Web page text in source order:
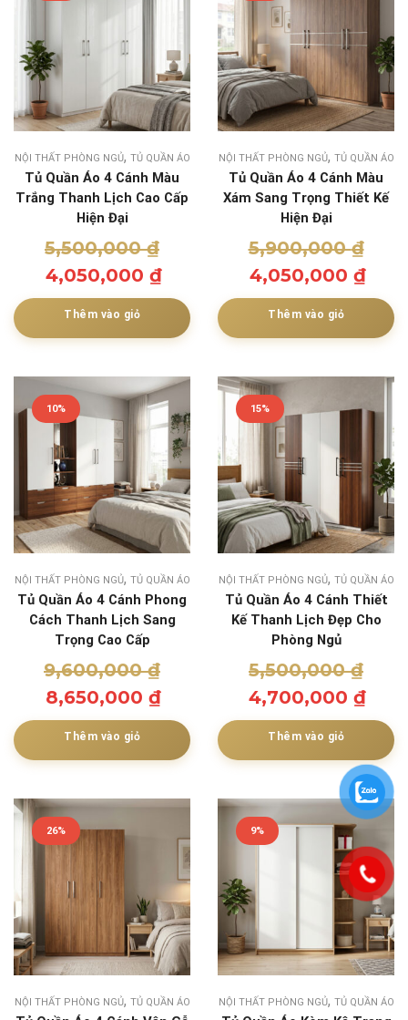
NỘI THẤT PHÒNG NGỦ, TỦ QUẦN ÁO
Tủ Quần Áo 4 Cánh Màu
Trắng Thanh Lịch Cao Cấp
Hiện Đại
5,500,000₫
4,050,000 ₫
Thêm vào giỏ
NỘI THẤT PHÒNG NGỦ, TỦ QUẦN ÁO
Tủ Quần Áo 4 Cánh Màu
Xám Sang Trọng Thiết Kế
Hiện Đại
5,900,000₫
4,050,000 ₫
Thêm vào giỏ
10%
NỘI THẤT PHÒNG NGỦ, TỦ QUẦN ÁO
Tủ Quần Áo 4 Cánh Phong
Cách Thanh Lịch Sang
Trọng Cao Cấp
9,600,000₫
8,650,000 ₫
Thêm vào giỏ
15%
NỘI THẤT PHÒNG NGỦ, TỦ QUẦN ÁO
Tủ Quần Áo 4 Cánh Thiết
Kế Thanh Lịch Đẹp Cho
Phòng Ngủ
5,500,000₫
4,700,000 ₫
Thêm vào giỏ
26%
NỘI THẤT PHÒNG NGỦ, TỦ QUẦN ÁO
9%
NỘI THẤT PHÒNG NGỦ, TỦ QUẦN ÁO